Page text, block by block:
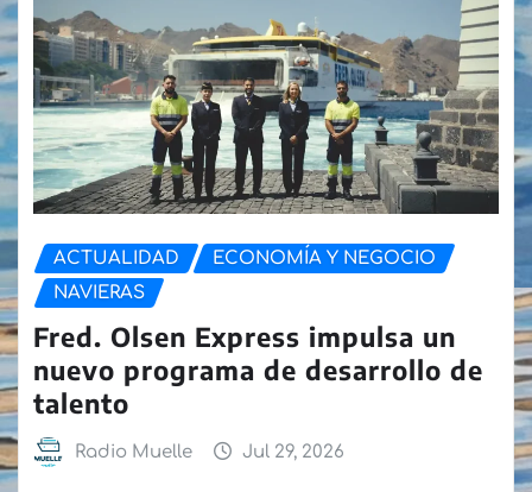
ACTUALIDAD
ECONOMÍA Y NEGOCIO
NAVIERAS
Fred. Olsen Express impulsa un
nuevo programa de desarrollo de
talento
Radio Muelle Jul 29, 2026